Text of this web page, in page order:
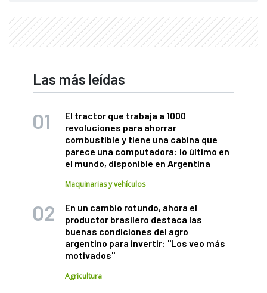
Las más leídas
El tractor que trabaja a 1000
revoluciones para ahorrar
combustible y tiene una cabina que
parece una computadora: lo último en
el mundo, disponible en Argentina
Maquinarias y vehículos
En un cambio rotundo, ahora el
productor brasilero destaca las
buenas condiciones del agro
argentino para invertir: "Los veo más
motivados"
Agricultura